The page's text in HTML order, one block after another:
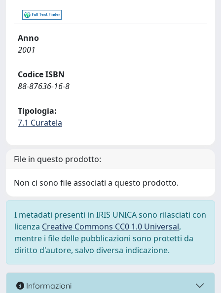
Anno
2001
Codice ISBN
88-87636-16-8
Tipologia:
7.1 Curatela
File in questo prodotto:
Non ci sono file associati a questo prodotto.
I metadati presenti in IRIS UNICA sono rilasciati con
licenza Creative Commons CC0 1.0 Universal,
mentre i file delle pubblicazioni sono protetti da
diritto d'autore, salvo diversa indicazione.
Informazioni